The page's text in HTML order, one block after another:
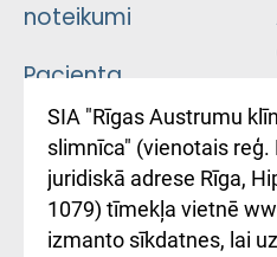
noteikumi
Pacienta
atsauksmju/sūdzību
iesniegšanas
kārtība
Kā pie mums nokļūt
SIA "Rīgas Austrumu
slimnīca" (vienotais reģ.
juridiskā adrese Rīga,
1079) tīmekļa vietnē
izmanto sīkdatnes, lai